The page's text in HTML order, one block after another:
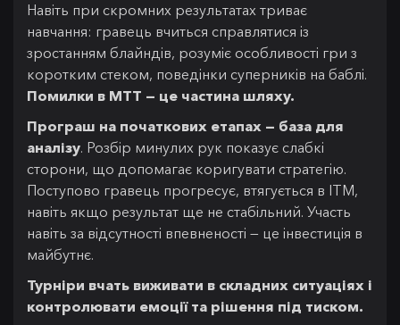
Навіть при скромних результатах триває
навчання: гравець вчиться справлятися із
зростанням блайндів, розуміє особливості гри з
коротким стеком, поведінки суперників на баблі.
Помилки в MTT — це частина шляху.
Програш на початкових етапах — база для
аналізу. Розбір минулих рук показує слабкі
сторони, що допомагає коригувати стратегію.
Поступово гравець прогресує, втягується в ITM,
навіть якщо результат ще не стабільний. Участь
навіть за відсутності впевненості — це інвестиція в
майбутнє.
Турніри вчать виживати в складних ситуаціях і
контролювати емоції та рішення під тиском.